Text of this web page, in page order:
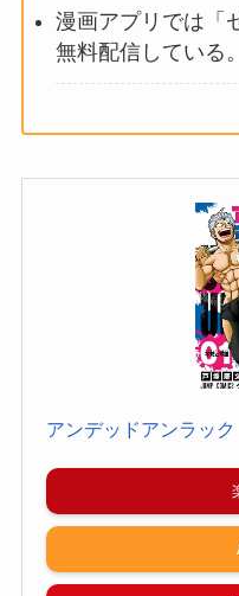
漫画アプリでは「
無料配信している。
アンデッドアンラック